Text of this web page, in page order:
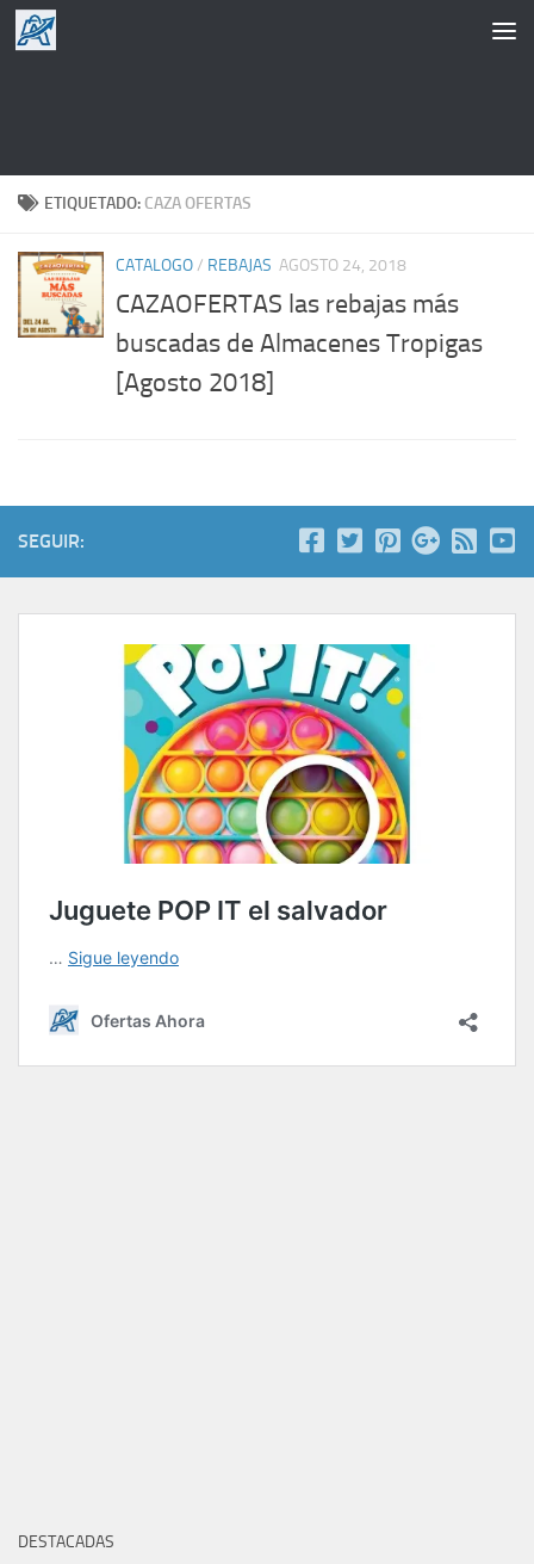
Saltar al contenido
ETIQUETADO: CAZA OFERTAS
CATALOGO/ REBAJAS AGOSTO 24, 2018
CAZAOFERTAS las rebajas más
buscadas de Almacenes Tropigas
[Agosto 2018]
SEGUIR:
DESTACADAS